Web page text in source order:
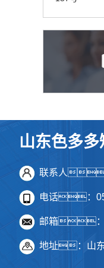
山东色多
联系人
电话：
邮箱：
地址：山东